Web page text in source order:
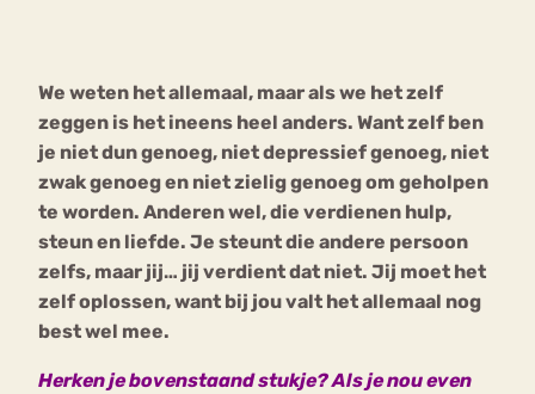
We weten het allemaal, maar als we het zelf
zeggen is het ineens heel anders. Want zelf ben
je niet dun genoeg, niet depressief genoeg, niet
zwak genoeg en niet zielig genoeg om geholpen
te worden. Anderen wel, die verdienen hulp,
steun en liefde. Je steunt die andere persoon
zelfs, maar jij… jij verdient dat niet. Jij moet het
zelf oplossen, want bij jou valt het allemaal nog
best wel mee.
Herken je bovenstaand stukje? Als je nou even
Forum
mia
Nerv
osa
Eetstoornis Anorexia Nervosa
Eetbuien Piekeren Sport
Trauma
Orthorexia
Afvallen Angst